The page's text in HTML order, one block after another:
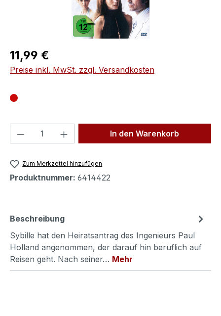
Regulärer Preis:
11,99 €
Preise inkl. MwSt. zzgl. Versandkosten
Produkt Anzahl: Gib denIn den Warenkorb
Zum Merkzettel hinzufügen
Produktnummer: 6414422
Beschreibung
Sybille hat den Heiratsantrag des Ingenieurs Paul
Holland angenommen, der darauf hin beruflich auf
Reisen geht. Nach seiner… Mehr